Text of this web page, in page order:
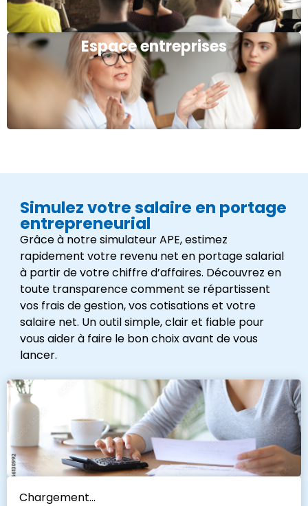
Espace entreprises
Simulez votre salaire en portage
entrepreneurial
Grâce à notre simulateur APE, estimez
rapidement votre revenu net en portage salarial
à partir de votre chiffre d’affaires. Découvrez en
toute transparence comment se répartissent
vos frais de gestion, vos cotisations et votre
salaire net. Un outil simple, clair et fiable pour
vous aider à faire le bon choix avant de vous
lancer.